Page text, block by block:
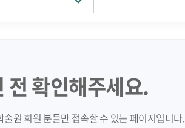
전 확인해주세요.
원 회원 분들만 접속할 수 있는 페이지입니다.